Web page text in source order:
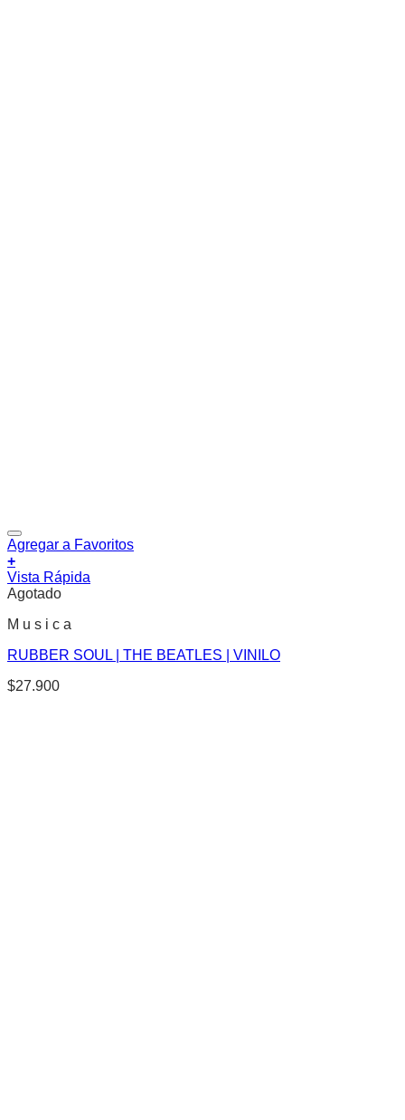
Agregar a Favoritos
+
Vista Rápida
Agotado
M u s i c a
RUBBER SOUL | THE BEATLES | VINILO
$27.900